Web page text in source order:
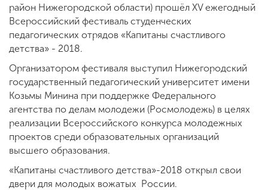
район Нижегородской области) прошёл XV ежегодный
Всероссийский фестиваль студенческих
педагогических отрядов «Капитаны счастливого
детства» - 2018.
Организатором фестиваля выступил Нижегородский
государственный педагогический университет имени
Козьмы Минина при поддержке Федерального
агентства по делам молодежи (Росмолодежь) в целях
реализации Всероссийского конкурса молодежных
проектов среди образовательных организаций
высшего образования.
«Капитаны счастливого детства»-2018 открыл свои
двери для молодых вожатых России.